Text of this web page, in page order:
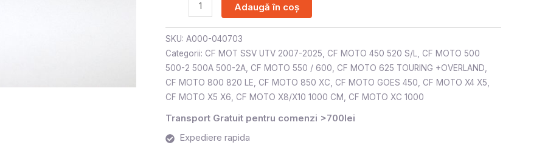
Adaugă în coș
SKU: A000-040703
Categorii: CF MOT SSV UTV 2007-2025, CF MOTO 450 520 S/L, CF MOTO 500
500-2 500A 500-2A, CF MOTO 550 / 600, CF MOTO 625 TOURING +OVERLAND,
CF MOTO 800 820 LE, CF MOTO 850 XC, CF MOTO GOES 450, CF MOTO X4 X5,
CF MOTO X5 X6, CF MOTO X8/X10 1000 CM, CF MOTO XC 1000
Transport Gratuit pentru comenzi >700lei
Expediere rapida